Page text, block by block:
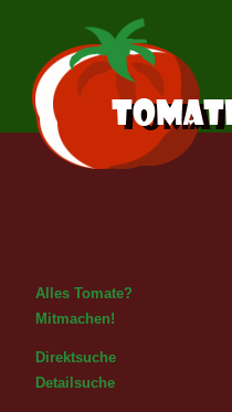
Alles Tomate?
Mitmachen!
Direktsuche
Detailsuche